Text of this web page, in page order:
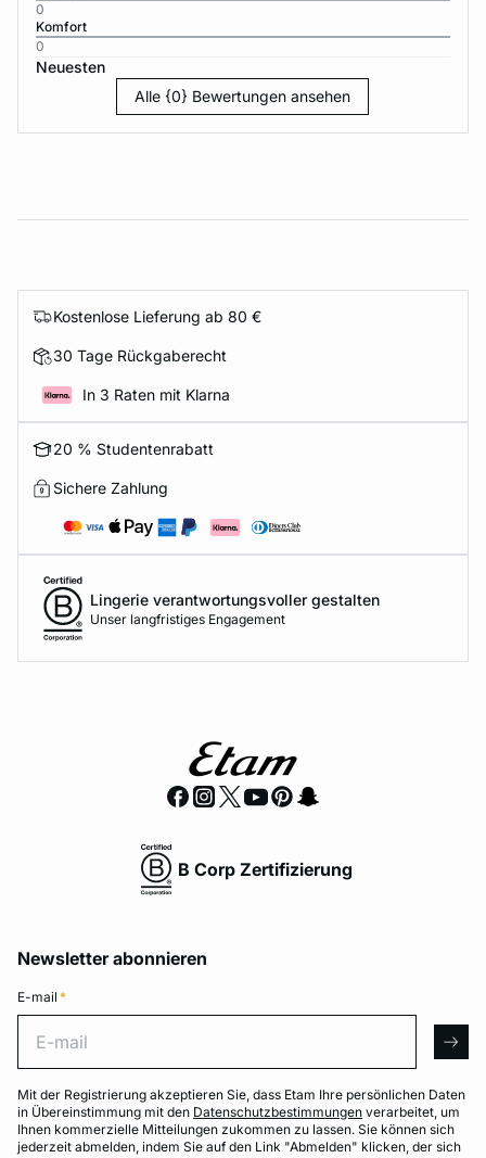
0
Komfort
0
Neuesten
Alle {0} Bewertungen ansehen
Kostenlose Lieferung ab 80 €
30 Tage Rückgaberecht
In 3 Raten mit Klarna
20 % Studentenrabatt
Sichere Zahlung
Lingerie verantwortungsvoller gestalten
Unser langfristiges Engagement
B Corp Zertifizierung
Newsletter abonnieren
E-mail *
Mit der Registrierung akzeptieren Sie, dass Etam Ihre persönlichen Daten
in Übereinstimmung mit den Datenschutzbestimmungen verarbeitet, um
Ihnen kommerzielle Mitteilungen zukommen zu lassen. Sie können sich
jederzeit abmelden, indem Sie auf den Link "Abmelden" klicken, der sich